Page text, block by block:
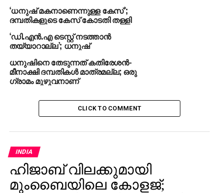
കതിരേശന്‍-മീനാക്ഷി ദമ്പതികള്‍ രംഗത്തെത്തിയതോടെ
അതിനെതിരെ ധനുഷ് ഹൈക്കോടതിയെ
സമീപിക്കുകയായിരുന്നു. കോടതി നിര്‍ദ്ദേശ പ്രകാരം
അടയാള പരിശോധനക്ക് കഴിഞ്ഞ ആഴ്ച്ച ധനുഷ്
കോടതിയിലെത്തിയിരുന്നു. അമ്മക്കൊപ്പമായിരുന്നു
‘ധനുഷ് മകനാണെന്നുള്ള കേസ്’;
ദമ്പതികളുടെ കേസ് കോടതി തള്ളി
‘ഡി.എന്‍.എ ടെസ്റ്റ് നടത്താന്‍
തയ്യാറാല്ല’; ധനുഷ്
ധനുഷിനെ തേടുന്നത് കതിരേശന്‍-
മീനാക്ഷി ദമ്പതികള്‍ മാത്രമല്ല; ഒരു
ഗ്രാമം മുഴുവനാണ്
CLICK TO COMMENT
INDIA
ഹിജാബ് വിലക്കുമായി
മുംബൈയിലെ കോളജ്;